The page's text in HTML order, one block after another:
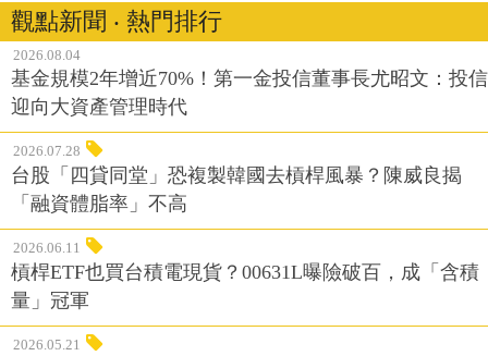
觀點新聞 ‧ 熱門排行
2026.08.04
基金規模2年增近70%！第一金投信董事長尤昭文：投信
迎向大資產管理時代
2026.07.28
台股「四貸同堂」恐複製韓國去槓桿風暴？陳威良揭
「融資體脂率」不高
2026.06.11
槓桿ETF也買台積電現貨？00631L曝險破百，成「含積
量」冠軍
2026.05.21